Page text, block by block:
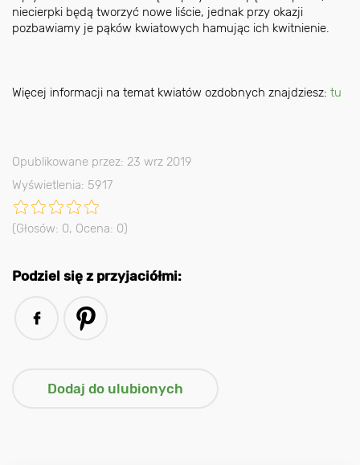
niecierpki będą tworzyć nowe liście, jednak przy okazji
pozbawiamy je pąków kwiatowych hamując ich kwitnienie.
Więcej informacji na temat kwiatów ozdobnych znajdziesz: tu
Opublikowane przez: 23 wrz 2019
Wyświetlenia: 5917
(Głosów: 0, Ocena: 0)
Podziel się z przyjaciółmi: